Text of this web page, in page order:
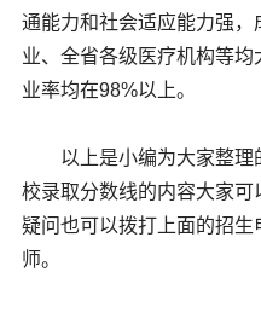
通能力和社会适应能力强
业、全省各级医疗机构等
业率均在98%以上。
以上是小编为大家整理
校录取分数线的内容大家
疑问也可以拨打上面的招
师。